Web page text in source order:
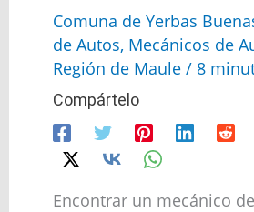
Comuna de Yerbas
de Autos, Mecánicos de
Región de Maule/ 8
Compártelo
Encontrar un mecánico